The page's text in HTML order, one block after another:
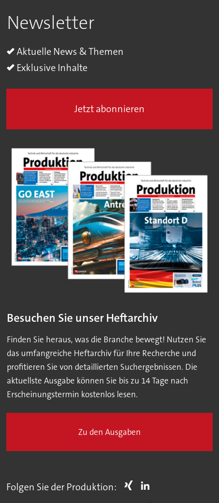
Newsletter
Aktuelle News & Themen
Exklusive Inhalte
Jetzt abonnieren
Besuchen Sie unser Heftarchiv
Finden Sie heraus, was die Branche bewegt! Nutzen Sie
das umfangreiche Heftarchiv für Ihre Recherche und
profitieren Sie von detaillierten Suchergebnissen. Die
aktuellste Ausgabe können Sie bis zu 14 Tage nach
Erscheinungstermin kostenlos lesen.
Zu den Ausgaben
Folgen Sie der Produktion: